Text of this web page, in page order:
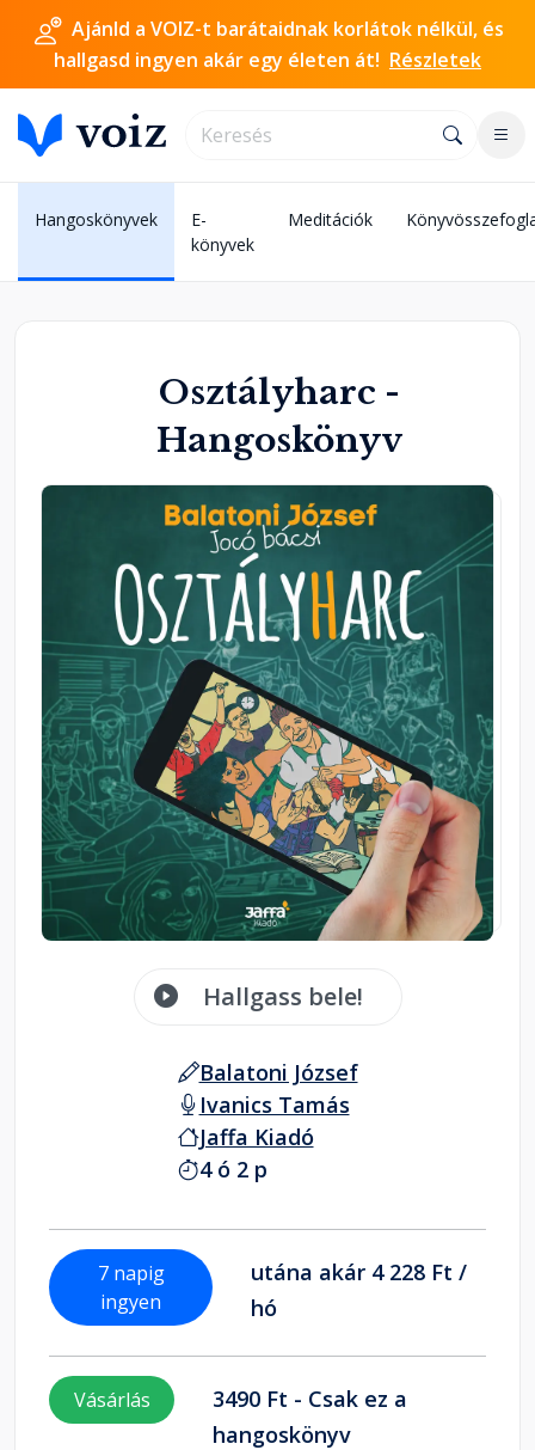
Ajánld a VOIZ-t barátaidnak korlátok nélkül, és
hallgasd ingyen akár egy életen át! Részletek
Hangoskönyvek
E-
könyvek
Meditációk
Osztályharc -
Hangoskönyv
Hallgass bele!
Balatoni József
Ivanics Tamás
Jaffa Kiadó
4 ó 2 p
7 napig
ingyen
utána akár 4 228 Ft /
hó
Vásárlás
3490 Ft - Csak ez a
hangoskönyv